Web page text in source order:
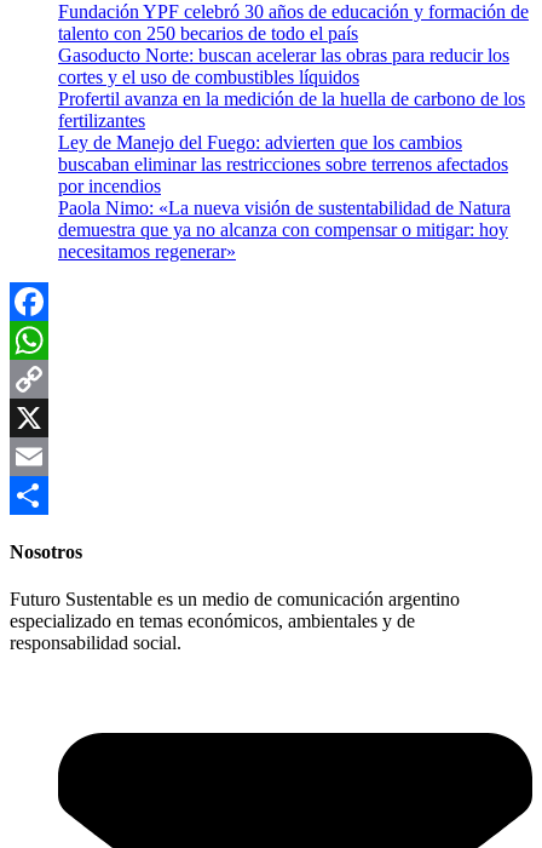
Fundación YPF celebró 30 años de educación y formación de
talento con 250 becarios de todo el país
Gasoducto Norte: buscan acelerar las obras para reducir los
cortes y el uso de combustibles líquidos
Profertil avanza en la medición de la huella de carbono de los
fertilizantes
Ley de Manejo del Fuego: advierten que los cambios
buscaban eliminar las restricciones sobre terrenos afectados
por incendios
Paola Nimo: «La nueva visión de sustentabilidad de Natura
demuestra que ya no alcanza con compensar o mitigar: hoy
necesitamos regenerar»
Facebook
WhatsApp
Copy
Link
X
Email
Nosotros
Futuro Sustentable es un medio de comunicación argentino
especializado en temas económicos, ambientales y de
responsabilidad social.